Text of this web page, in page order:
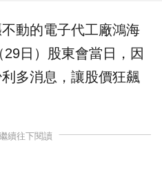
動的電子代工廠鴻海
29日）股東會當日，因
多消息，讓股價狂飆
續往下閱讀